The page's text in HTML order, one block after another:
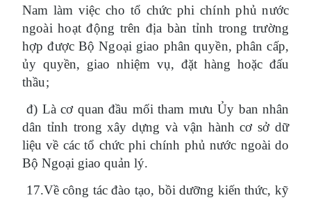
Nam làm việc cho tổ chức phi chính phủ nước
ngoài hoạt động trên địa bàn tỉnh trong trường
hợp được Bộ Ngoại giao phânquyền, phâncấp,
ủy quyền, giao nhiệm vụ, đặt hàng hoặc đấu
thầu;
đ) Là cơ quan đầu mối tham mưu Ủy ban nhân
dân tỉnh trong xây dựng và vận hành cơ sở dữ
liệu về các tổ chức phi chính phủ nước ngoài do
Bộ Ngoại giao quản lý.
17.Về công tác đào tạo, bồi dưỡng kiến thức, kỹ